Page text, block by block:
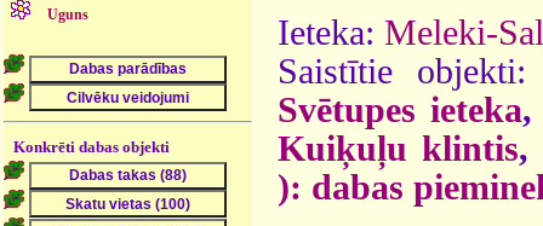
Uguns
Konkrēti dabas objekti
Ieteka: Meleki-
Saistītie
Svētupes ieteka
Kuiķuļu klintis,
): dabas